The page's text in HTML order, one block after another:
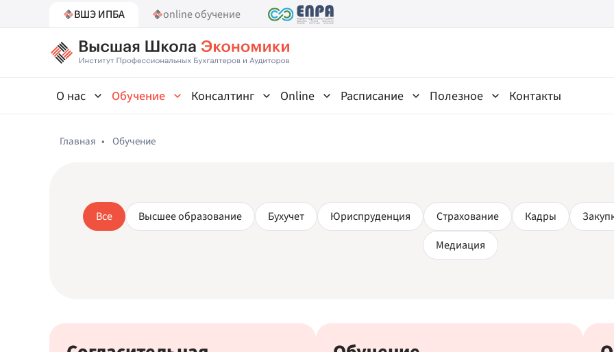
ВШЭ ИПБА online обучение
О нас Обучение Консалтинг Online Расписание Полезное Контакты
Главная • Обучение
Все Высшее образование Бухучет Юриспруденция Страхование Кадры
Медиация